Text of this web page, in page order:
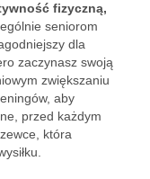
fizyczną,
seniorom
dla
zaczynasz swoją
zwiększaniu
aby
przed każdym
która